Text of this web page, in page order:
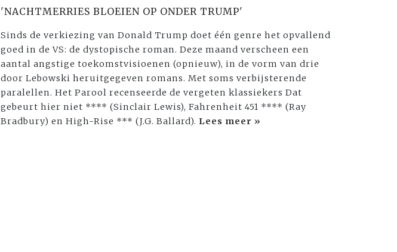
'NACHTMERRIES BLOEIEN OP ONDER TRUMP'
Sinds de verkiezing van Donald Trump doet één genre het opvallend
goed in de VS: de dystopische roman. Deze maand verscheen een
aantal angstige toekomstvisioenen (opnieuw), in de vorm van drie
door Lebowski heruitgegeven romans. Met soms verbijsterende
paralellen. Het Parool recenseerde de vergeten klassiekers Dat
gebeurt hier niet **** (Sinclair Lewis), Fahrenheit 451 **** (Ray
Bradbury) en High-Rise *** (J.G. Ballard). Lees meer »